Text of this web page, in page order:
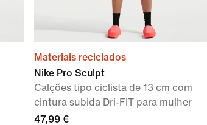
Materiais reciclados
Nike Pro Sculpt
Calções tipo ciclista de 13 cm com
cintura subida Dri-FIT para mulher
47,99 €